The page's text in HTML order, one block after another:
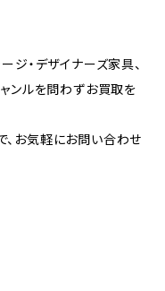
ジ・デザイナーズ家具、
ャンルを問わずお買取を
、お気軽にお問い合わせ